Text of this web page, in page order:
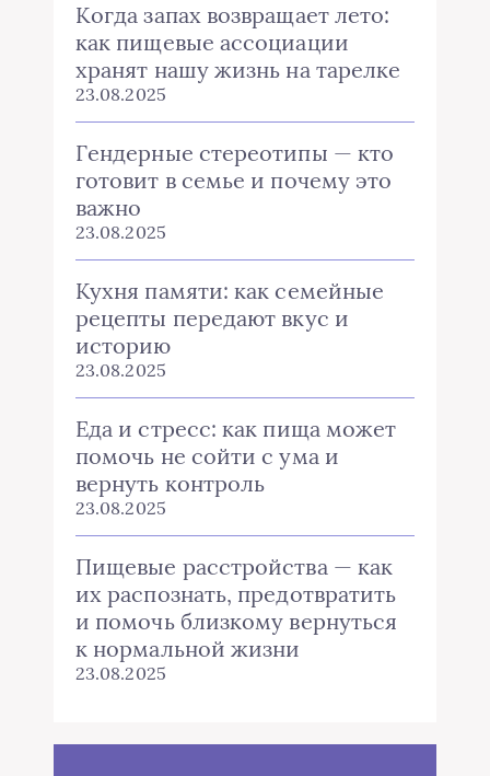
Когда запах возвращает лето:
как пищевые ассоциации
хранят нашу жизнь на тарелке
23.08.2025
Гендерные стереотипы — кто
готовит в семье и почему это
важно
23.08.2025
Кухня памяти: как семейные
рецепты передают вкус и
историю
23.08.2025
Еда и стресс: как пища может
помочь не сойти с ума и
вернуть контроль
23.08.2025
Пищевые расстройства — как
их распознать, предотвратить
и помочь близкому вернуться
к нормальной жизни
23.08.2025